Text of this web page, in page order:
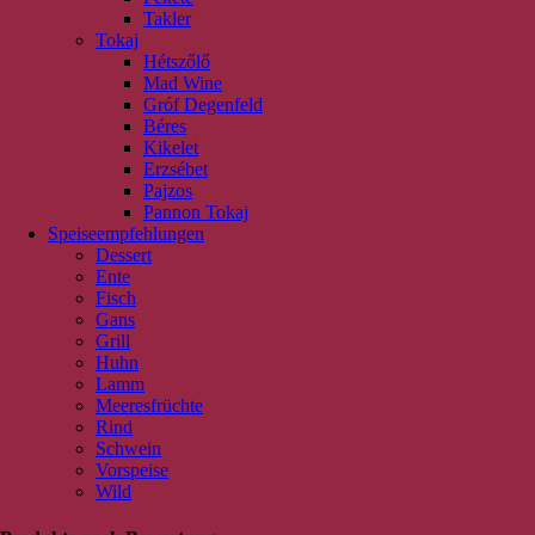
Takler
Tokaj
Hétszőlő
Mad Wine
Gróf Degenfeld
Béres
Kikelet
Erzsébet
Pajzos
Pannon Tokaj
Speiseempfehlungen
Dessert
Ente
Fisch
Gans
Grill
Huhn
Lamm
Meeresfrüchte
Rind
Schwein
Vorspeise
Wild